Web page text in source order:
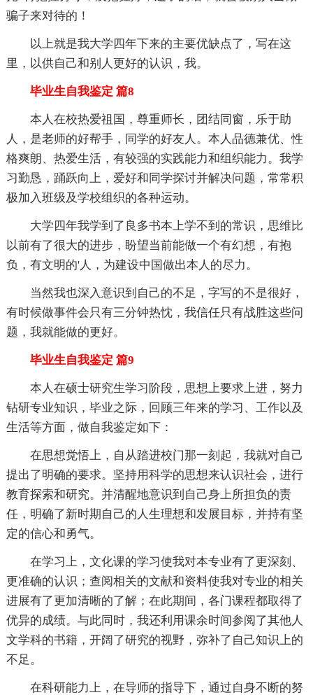
骗子来对待的！
以上就是我大学四年下来的主要优缺点了，写在这
里，以供自己和别人更好的认识，我。
毕业生自我鉴定 篇8
本人在校热爱祖国，尊重师长，团结同窗，乐于助
人，是老师的好帮手，同学的好友人。本人品德兼优、性
格爽朗、热爱生活，有较强的实践能力和组织能力。我学
习勤恳，踊跃向上，爱好和同学探讨并解决问题，常常积
极加入班级及学校组织的各种运动。
大学四年我学到了良多书本上学不到的常识，思维比
以前有了很大的进步，盼望当前能做一个有幻想，有抱
负，有文明的'人，为建设中国做出本人的尽力。
当然我也深入意识到自己的不足，字写的不是很好，
有时候做事件会只有三分钟热忱，我信任只有战胜这些问
题，我就能做的更好。
毕业生自我鉴定 篇9
本人在硕士研究生学习阶段，思想上要求上进，努力
钻研专业知识，毕业之际，回顾三年来的学习、工作以及
生活等方面，做自我鉴定如下：
在思想觉悟上，自从踏进校门那一刻起，我就对自己
提出了明确的要求。坚持用科学的思想来认识社会，进行
教育探索和研究。并清醒地意识到自己身上所担负的责
任，明确了新时期自己的人生理想和发展目标，并持有坚
定的信心和勇气。
在学习上，文化课的学习使我对本专业有了更深刻、
更准确的认识；查阅相关的文献和资料使我对专业的相关
进展有了更加清晰的了解；在此期间，各门课程都取得了
优异的成绩。与此同时，我还利用课余时间参阅了其他人
文学科的书籍，开阔了研究的视野，弥补了自己知识上的
不足。
在科研能力上，在导师的指导下，通过自身不断的努